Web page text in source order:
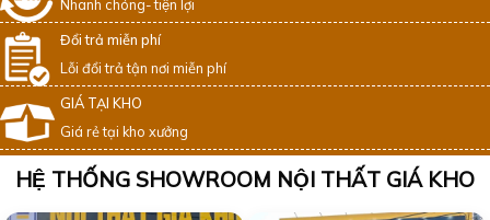
Nhanh chóng- tiện lợi
Đổi trả miễn phí
Lỗi đổi trả tận nơi miễn phí
GIÁ TẠI KHO
Giá rẻ tại kho xưởng
HỆ THỐNG SHOWROOM NỘI THẤT GIÁ KHO